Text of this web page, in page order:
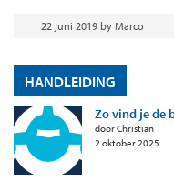
22 juni 2019 by Marco
HANDLEIDING
Zo vind je de
door Christian
2 oktober 2025